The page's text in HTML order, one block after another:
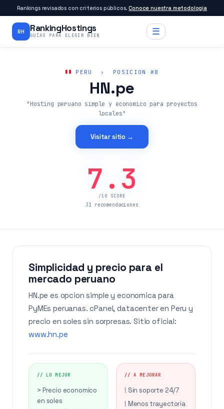
Rankings revisados con criterios públicos.Conoce nuestra metodología
RH RankingHostings
GUÍAS PARA ELEGIR BIEN ☰
PERU › POSICION #8
HN.pe
"Hosting peruano simple y economico para proyectos
locales"
Visitar sitio →
7.3
/10 SCORE
31 recomendaciones
Simplicidad y precio para el
mercado peruano
HN.pe es opcion simple y economica para
PyMEs peruanas. cPanel, datacenter en Peru y
precio en soles sin sorpresas. Sitio oficial:
www.hn.pe
// LO MEJOR
> Precio economico
en soles
// A MEJORAR
! Sin soporte 24/7
! Menos trayectoria